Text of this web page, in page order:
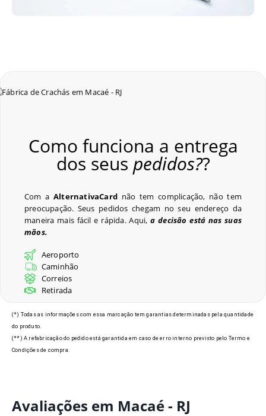
Como funciona a entrega
dos seus pedidos??
Com aAlternativaCard não tem complicação, não tem
preocupação. Seus pedidos chegam no seu endereço da
maneira mais fácil e rápida. Aqui,a decisão está nas suas
mãos.
Aeroporto
Caminhão
Correios
Retirada
(*) Todas as informações com essa marcação tem garantias determinadas pela quantidade
do produto.
(**) A refabricação do pedido está garantida em caso de erro interno previsto pelo Termo e
Condições de compra.
Avaliações em Macaé - RJ